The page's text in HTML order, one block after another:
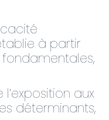
à partir
aux
déterminants,